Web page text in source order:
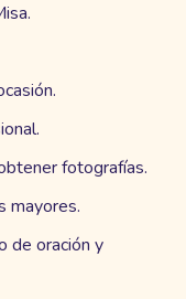
fotografías.
mayores.
de oración y